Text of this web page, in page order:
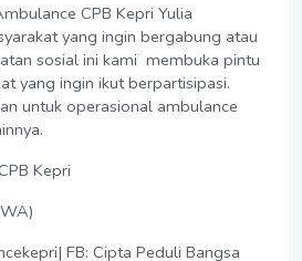
CPB Kepri Yulia
yang ingin bergabung atau
sosial ini kami membuka pintu
yang ingin ikut berpartisipasi.
untuk operasional ambulance
Kepri
FB: Cipta Peduli Bangsa